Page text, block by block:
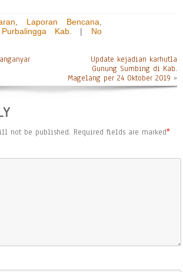
Laporan Bencana
Purbalingga Kab. | No
Update kejadian karhutla
Gunung Sumbing di Kab.
Magelang per 24 Oktober 2019 »
not be published. Required fields are marked*